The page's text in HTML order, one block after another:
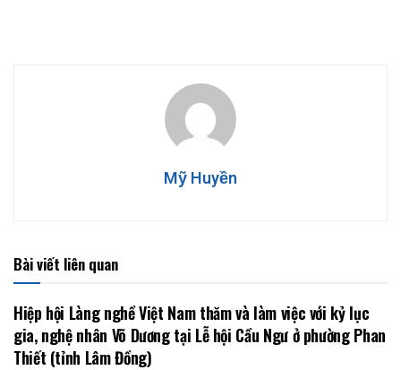
Mỹ Huyền
Bài viết liên quan
Hiệp hội Làng nghề Việt Nam thăm và làm việc với kỷ lục
gia, nghệ nhân Võ Dương tại Lễ hội Cầu Ngư ở phường Phan
Thiết (tỉnh Lâm Đồng)